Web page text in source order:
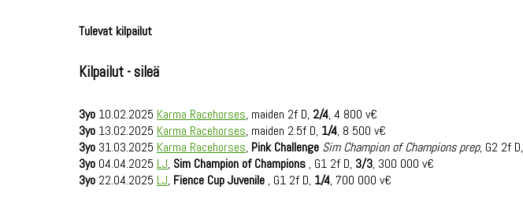
Tulevat kilpailut
Kilpailut - sileä
3yo 10.02.2025 Karma Racehorses, maiden 2f D, 2/4, 4 800 v€
3yo 13.02.2025 Karma Racehorses, maiden 2.5f D, 1/4, 8 500 v€
3yo 31.03.2025 Karma Racehorses, Pink Challenge Sim Champion of Champions prep, G2 2f D,
3yo 04.04.2025 LJ, Sim Champion of Champions , G1 2f D, 3/3, 300 000 v€
3yo 22.04.2025 LJ, Fience Cup Juvenile , G1 2f D, 1/4, 700 000 v€